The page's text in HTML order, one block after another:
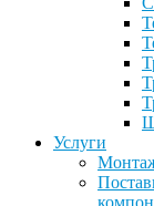
Услуги